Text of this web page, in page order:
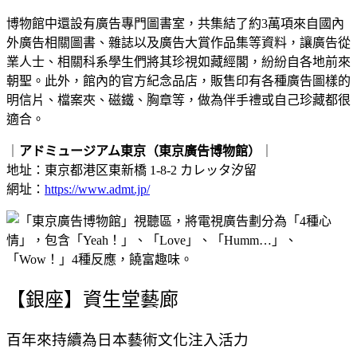
博物館中還設有廣告專門圖書室，共集結了約3萬項來自國內
外廣告相關圖書、雜誌以及廣告大賞作品集等資料，讓廣告從
業人士、相關科系學生們將其珍視如藏經閣，紛紛自各地前來
朝聖。此外，館內的官方紀念品店，販售印有各種廣告圖樣的
明信片、檔案夾、磁鐵、胸章等，做為伴手禮或自己珍藏都很
適合。
アドミュージアム東京（東京廣告博物館）
地址：東京都港区東新橋 1-8-2 カレッタ汐留
網址： https://www.admt.jp/
【銀座】資生堂藝廊
百年來持續為日本藝術文化注入活力